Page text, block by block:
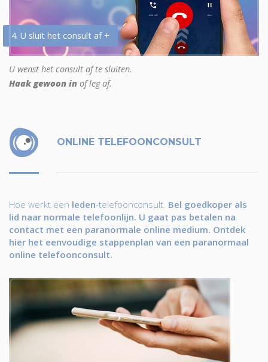
4. U sluit het consult af +
U wenst het consult af te sluiten.
Haak gewoon in of leg af.
ONLINE TELEFOONCONSULT
Hoe werkt een leden-telefoonconsult. Bel goedkoper als
lid naar normale telefoonlijn. U gaat pas betalen na
contact met een paranormale online medium. Ontdek
hier het eenvoudige stappenplan van een paranormaal
online telefoonconsult.